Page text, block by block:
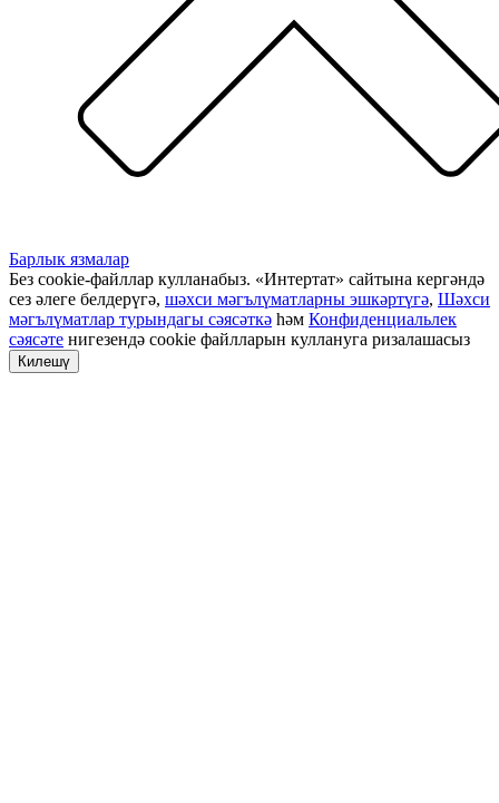
Барлык язмалар
Без cookie-файллар кулланабыз. «Интертат» сайтына кергәндә
сез әлеге белдерүгә, шәхси мәгълүматларны эшкәртүгә, Шәхси
мәгълүматлар турындагы сәясәткә һәм Конфиденциальлек
сәясәте нигезендә cookie файлларын куллануга ризалашасыз
Килешү